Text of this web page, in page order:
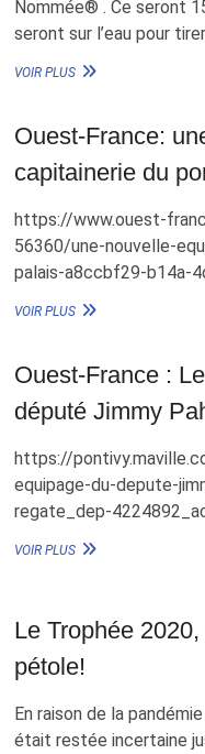
Nommée® . Ce seront
seront sur l’eau pour
VOIR PLUSUN
PLATEAU
POUR
LE
BELLE-
ILE,
LE
AOÛT
Ouest-France:
capitainerie du
https://www.ouest-
56360/une-nouvelle-
palais-a8ccbf29-b14a-
VOIR PLUSOUEST-
NOUVELLE
ÉQUIPE
À
DU
PORT
DE
PALAIS
Ouest-France :
député Jimmy
https://
equipage-du-depute-
regate_dep-
VOIR PLUSOUEST-
PALAIS.
L’ÉQUIPAGE
DU
JIMMY
PAHUN
A
Le Trophée
pétole!
En raison de la
était restée incertaine